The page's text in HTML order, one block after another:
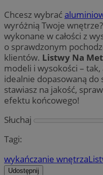
Chcesz wybrać
wyróżnią Twoje
wykonane w całości z
o sprawdzonym
klientów. Listwy Na
modeli i wysokości –
idealnie dopasowaną do
stawiasz na jakość,
efektu końcowego!
Słuchaj
Tagi:
wykańczanie wnętrza
Udostępnij